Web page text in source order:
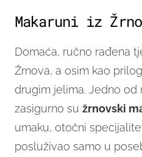
Makaruni iz
Domaća, ručno rađena
Žrnova, a osim kao
drugim jelima. Jedno od
zasigurno su žrnovski
umaku, otočni
posluživao samo u